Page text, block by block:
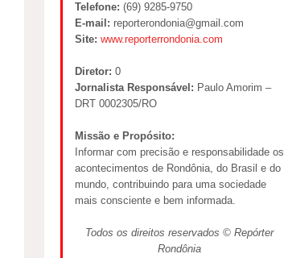
Telefone: (69) 9285-9750
E-mail: reporterondonia@gmail.com
Site: www.reporterrondonia.com
Diretor: 0
Jornalista Responsável: Paulo Amorim –
DRT 0002305/RO
Missão e Propósito:
Informar com precisão e responsabilidade os
acontecimentos de Rondônia, do Brasil e do
mundo, contribuindo para uma sociedade
mais consciente e bem informada.
Todos os direitos reservados © Repórter
Rondônia